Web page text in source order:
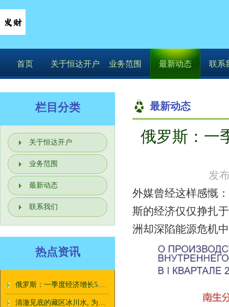
首页 关于恒达开户 业务范围 最新动态 联系
栏目分类
关于恒达开户
业务范围
最新动态
联系我们
热点资讯
俄罗斯：一季度经济增长5.4%，GDP降至4762亿美元，全球排名呢？
清澈见底的藏区冰川水, 为什么喝不得? 喝一口可能少半个肝!
最新动态
你的位置： 恒达开户
俄罗斯：一
发
外媒曾经这样感慨
斯的经济仅仅挣扎
洲却深陷能源危机